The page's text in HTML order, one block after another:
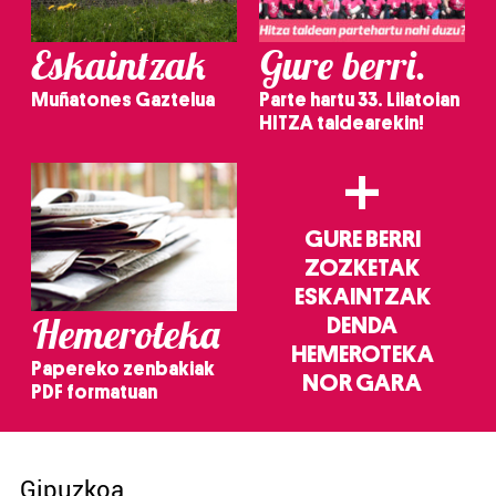
Eskaintzak
Muñatones Gaztelua
Gure berri.
Parte hartu 33. Lilatoian
HITZA taldearekin!
Hemeroteka
Papereko zenbakiak
PDF formatuan
+
GURE BERRI
ZOZKETAK
ESKAINTZAK
DENDA
HEMEROTEKA
NOR GARA
Gipuzkoa